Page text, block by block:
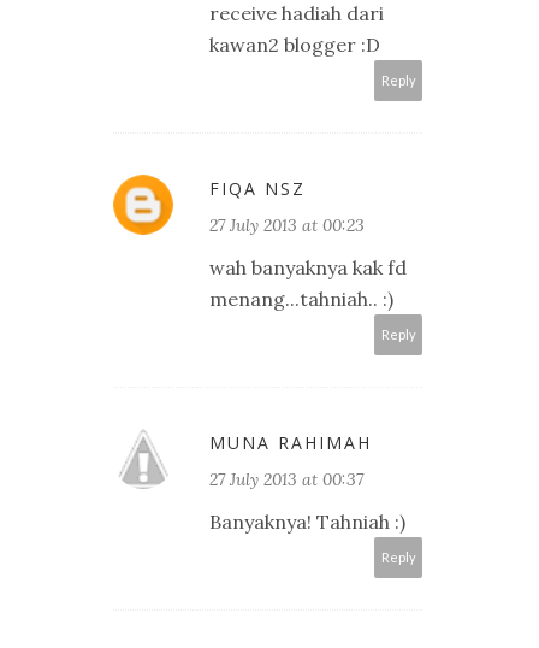
receive hadiah dari
kawan2 blogger :D
Reply
FIQA NSZ
27 July 2013 at 00:23
wah banyaknya kak fd
menang...tahniah.. :)
Reply
MUNA RAHIMAH
27 July 2013 at 00:37
Banyaknya! Tahniah :)
Reply